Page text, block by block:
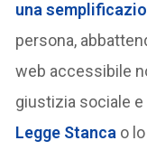
una
persona,
web accessibile
giustizia sociale
Legge Stanca o lo